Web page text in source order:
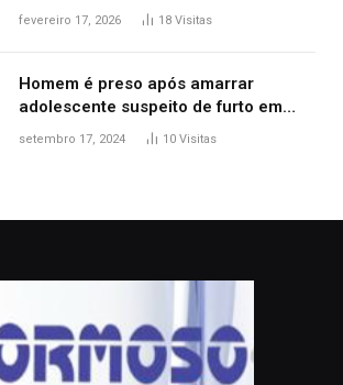
Guarda Metropolitana de Palmas, diz
fevereiro 17, 2026 18 Visitas
Homem é preso após amarrar
adolescente suspeito de furto em
estaca de cerca e agredi-lo
setembro 17, 2024 10 Visitas